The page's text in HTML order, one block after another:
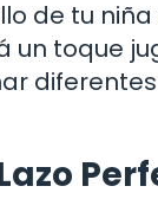
de tu
un toque